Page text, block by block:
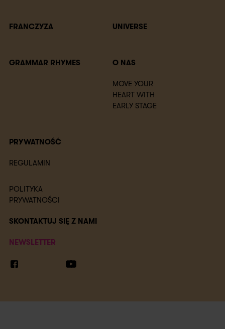
FRANCZYZA UNIVERSE
GRAMMAR RHYMES O NAS
MOVE YOUR
HEART WITH
EARLY STAGE
PRYWATNOŚĆ
REGULAMIN
POLITYKA
PRYWATNOŚCI
SKONTAKTUJ SIĘ Z NAMI
NEWSLETTER